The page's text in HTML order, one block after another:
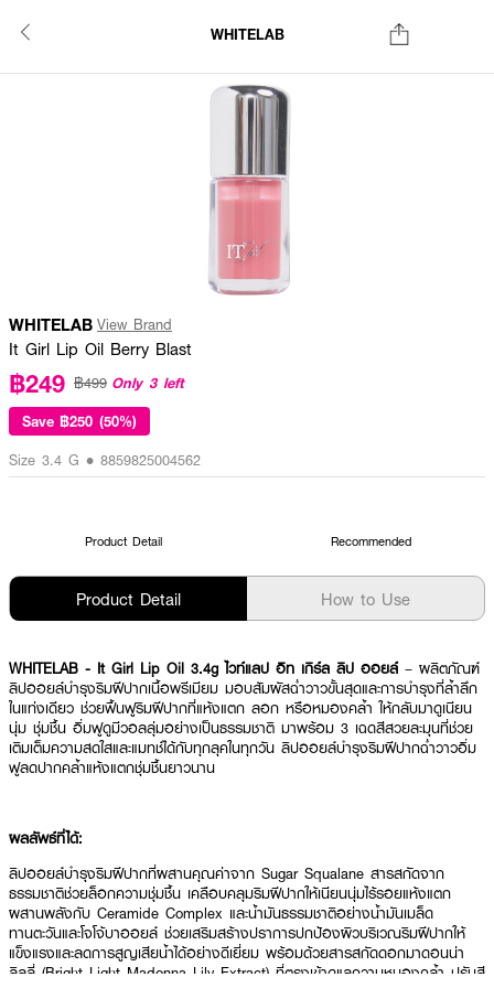
WHITELAB
WHITELAB View Brand
It Girl Lip Oil Berry Blast
฿249 ฿499 Only 3 left
Save ฿250 (50%)
Size 3.4 G • 8859825004562
Product Detail Recommended
Product Detail How to Use
WHITELAB - It Girl Lip Oil 3.4g ไวท์แลป อิท เกิร์ล ลิป ออยล์ – ผลิตภัณฑ์
ลิปออยล์บำรุงริมฝีปากเนื้อพรีเมียม มอบสัมผัสฉ่ำวาวขั้นสุดและการบำรุงที่ล้ำลึก
ในแท่งเดียว ช่วยฟื้นฟูริมฝีปากที่แห้งแตก ลอก หรือหมองคล้ำ ให้กลับมาดูเนียน
นุ่ม ชุ่มชื้น อิ่มฟูดูมีวอลลุ่มอย่างเป็นธรรมชาติ มาพร้อม 3 เฉดสีสวยละมุนที่ช่วย
เติมเต็มความสดใสและแมทช์ได้กับทุกลุคในทุกวัน ลิปออยล์บำรุงริมฝีปากฉ่ำวาวอิ่ม
ฟูลดปากคล้ำแห้งแตกชุ่มชื้นยาวนาน
ผลลัพธ์ที่ได้:
ลิปออยล์บำรุงริมฝีปากที่ผสานคุณค่าจาก Sugar Squalane สารสกัดจาก
ธรรมชาติช่วยล็อกความชุ่มชื้น เคลือบคลุมริมฝีปากให้เนียนนุ่มไร้รอยแห้งแตก
ผสานพลังกับ Ceramide Complex และน้ำมันธรรมชาติอย่างน้ำมันเมล็ด
ทานตะวันและโจโจ้บาออยล์ ช่วยเสริมสร้างปราการปกป้องผิวบริเวณริมฝีปากให้
แข็งแรงและลดการสูญเสียน้ำได้อย่างดีเยี่ยม พร้อมด้วยสารสกัดดอกมาดอนน่า
ลิลลี่ (Bright Light Madonna Lily Extract) ที่ตรงเข้าดูแลความหมองคล้ำ ปรับสี